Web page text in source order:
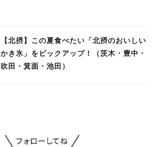
【北摂】この夏食べたい「北摂のおいしい
かき氷」をピックアップ！（茨木・豊中・
吹田・箕面・池田）